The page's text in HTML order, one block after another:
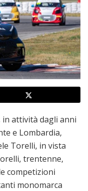
attività dagli anni
e Lombardia,
Torelli, in vista
trentenne,
competizioni
monomarca